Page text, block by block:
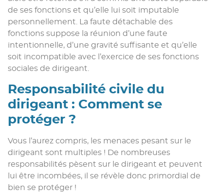
de ses fonctions et qu’elle lui soit imputable
personnellement. La faute détachable des
fonctions suppose la réunion d’une faute
intentionnelle, d’une gravité suffisante et qu’elle
soit incompatible avec l’exercice de ses fonctions
sociales de dirigeant.
Responsabilité civile du
dirigeant : Comment se
protéger ?
Vous l’aurez compris, les menaces pesant sur le
dirigeant sont multiples ! De nombreuses
responsabilités pèsent sur le dirigeant et peuvent
lui être incombées, il se révèle donc primordial de
bien se protéger !